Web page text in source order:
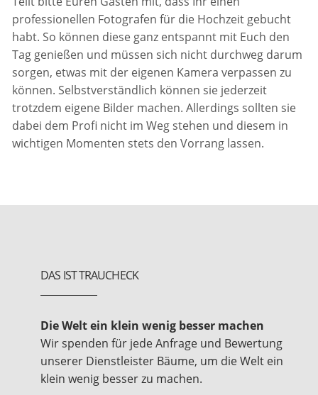
professionellen Fotografen für die Hochzeit gebucht
habt. So können diese ganz entspannt mit Euch den
Tag genießen und müssen sich nicht durchweg darum
sorgen, etwas mit der eigenen Kamera verpassen zu
können. Selbstverständlich können sie jederzeit
trotzdem eigene Bilder machen. Allerdings sollten sie
dabei dem Profi nicht im Weg stehen und diesem in
wichtigen Momenten stets den Vorrang lassen.
DAS IST TRAUCHECK
Die Welt ein klein wenig besser machen
Wir spenden für jede Anfrage und Bewertung
unserer Dienstleister Bäume, um die Welt ein
klein wenig besser zu machen.